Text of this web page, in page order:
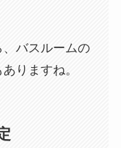
バスルームの
りますね。